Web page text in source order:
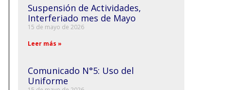
Suspensión de Actividades,
Interferiado mes de Mayo
15 de mayo de 2026
Leer más »
Comunicado N°5: Uso del
Uniforme